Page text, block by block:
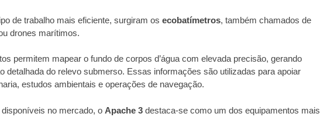
de trabalho mais eficiente, surgiram os ecobatímetros, também chamados de
drones marítimos.
permitem mapear o fundo de corpos d’água com elevada precisão, gerando
detalhada do relevo submerso. Essas informações são utilizadas para apoiar
estudos ambientais e operações de navegação.
no mercado, o Apache 3destaca-se como um dos equipamentos mais